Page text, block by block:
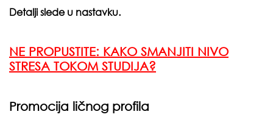
Detalji slede u nastavku.
NE PROPUSTITE: KAKO SMANJITI NIVO
STRESA TOKOM STUDIJA?
Promocija ličnog profila